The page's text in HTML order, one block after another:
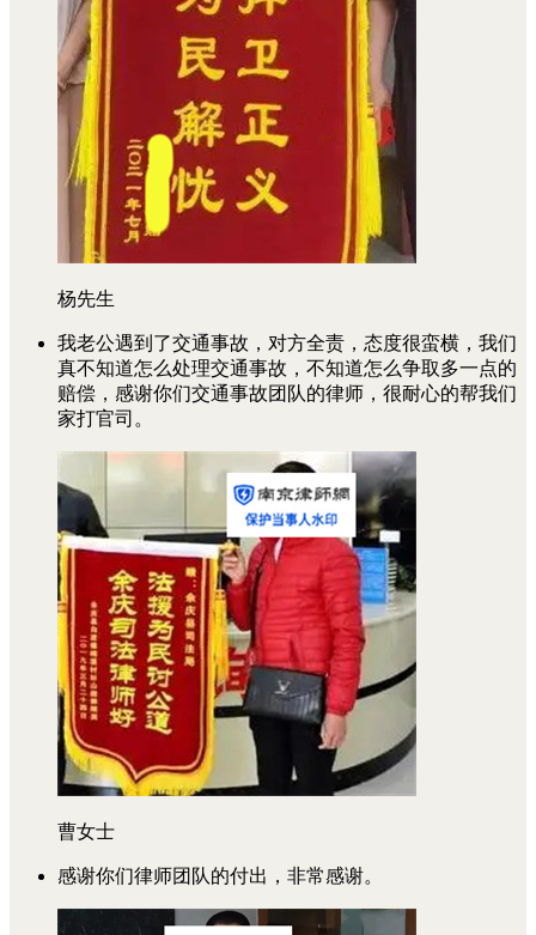
杨先生
我老公遇到了交通事故，对方全责，态度很蛮横，我们
真不知道怎么处理交通事故，不知道怎么争取多一点的
赔偿，感谢你们交通事故团队的律师，很耐心的帮我们
家打官司。
曹女士
感谢你们律师团队的付出，非常感谢。